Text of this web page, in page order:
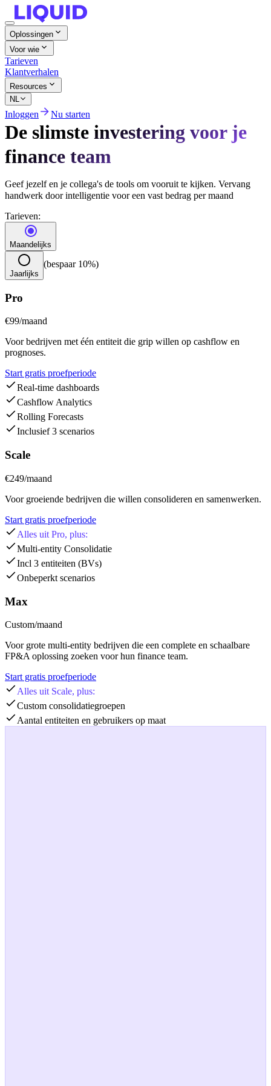
Oplossingen
Voor wie
Tarieven
Klantverhalen
Resources
NL
Inloggen Nu starten
De slimste investering voor je
finance team
Geef jezelf en je collega's de tools om vooruit te kijken. Vervang
handwerk door intelligentie voor een vast bedrag per maand
Tarieven:
Maandelijks
Jaarlijks
(bespaar 10%)
Pro
€99/maand
Voor bedrijven met één entiteit die grip willen op cashflow en
prognoses.
Start gratis proefperiode
Real-time dashboards
Cashflow Analytics
Rolling Forecasts
Inclusief 3 scenarios
Scale
€249/maand
Voor groeiende bedrijven die willen consolideren en samenwerken.
Start gratis proefperiode
Alles uit Pro, plus:
Multi-entity Consolidatie
Incl 3 entiteiten (BVs)
Onbeperkt scenarios
Max
Custom/maand
Voor grote multi-entity bedrijven die een complete en schaalbare
FP&A oplossing zoeken voor hun finance team.
Start gratis proefperiode
Alles uit Scale, plus:
Custom consolidatiegroepen
Aantal entiteiten en gebruikers op maat